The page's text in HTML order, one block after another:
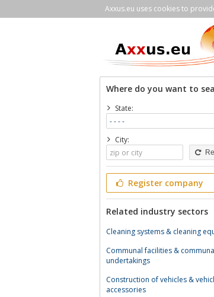
Axxus.eu uses cookies to
Where do you want to
State:
City:
Register company
Related industry sectors
Cleaning systems & cleaning
Communal facilities &
undertakings
Construction of vehicles &
accessories